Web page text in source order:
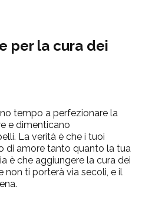
per la cura dei
tempo a perfezionare la
e dimenticano
La verità è che i tuoi
di amore tanto quanto la tua
è che aggiungere la cura dei
non ti porterà via secoli, e il